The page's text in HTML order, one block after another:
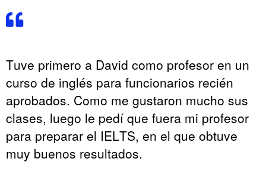
Tuve primero a David como profesor en un
curso de inglés para funcionarios recién
aprobados. Como me gustaron mucho sus
clases, luego le pedí que fuera mi profesor
para preparar el IELTS, en el que obtuve
muy buenos resultados.